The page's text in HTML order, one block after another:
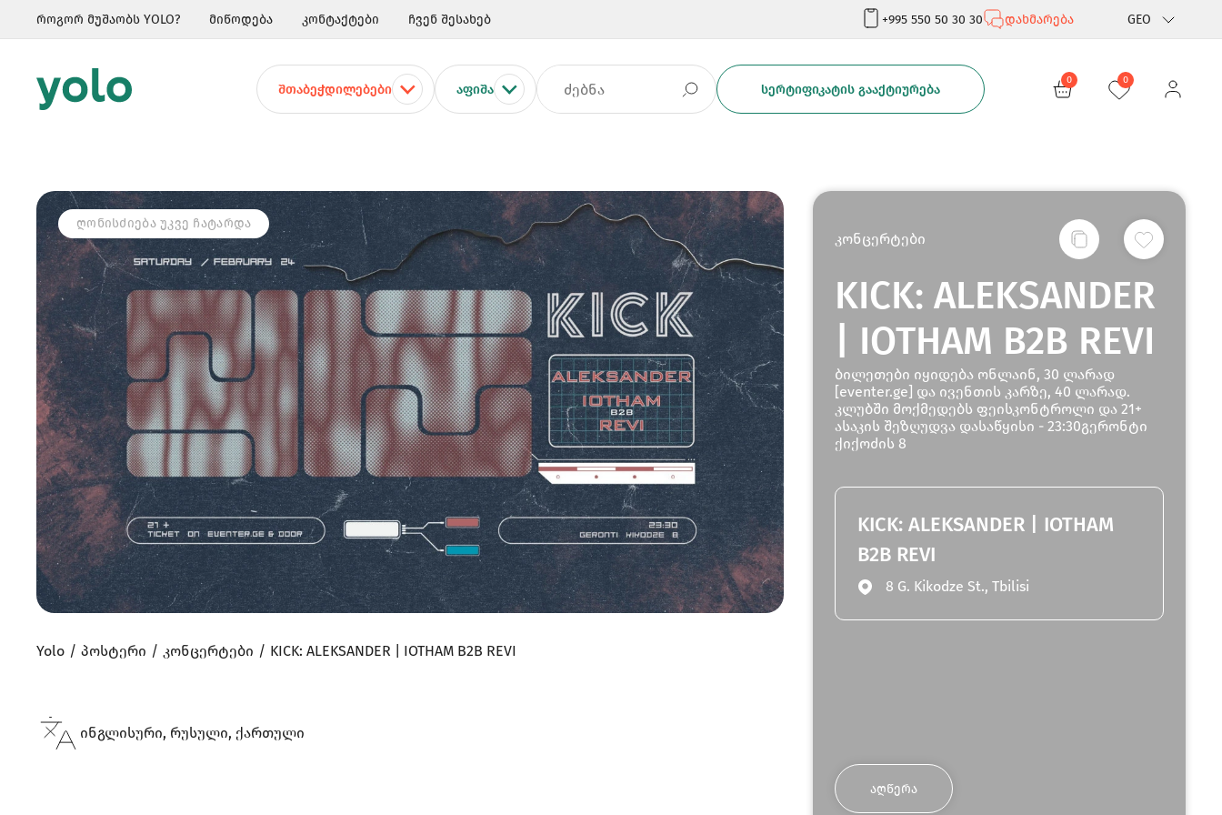
როგორ მუშაობს YOLO? მიწოდება კონტაქტები ჩვენ შესახებ +995 550 50 30 30 დახმარება GEO
Rus
ᲨᲗᲐᲑᲔᲭᲓᲘᲚᲔᲑᲔᲑᲘ ᲐᲤᲘᲨᲐ ᲡᲔᲠᲢᲘᲤᲘᲙᲐᲢᲘᲡ ᲒᲐᲐᲥᲢᲘᲣᲠᲔᲑᲐ
0 0
ᲦᲝᲜᲘᲡᲫᲘᲔᲑᲐ ᲣᲙᲕᲔ ᲩᲐᲢᲐᲠᲓᲐ
კონცერტები
KICK: ALEKSANDER
| IOTHAM B2B REVI
ბილეთები იყიდება ონლაინ, 30 ლარად
[eventer.ge] და ივენთის კარზე, 40 ლარად.
კლუბში მოქმედებს ფეისკონტროლი და 21+
ასაკის შეზღუდვა დასაწყისი - 23:30გერონტი
ქიქოძის 8
KICK: ALEKSANDER | IOTHAM
B2B REVI
8 G. Kikodze St., Tbilisi
ᲐᲦᲬᲔᲠᲐ
Yolo პოსტერი კონცერტები KICK: ALEKSANDER | IOTHAM B2B REVI
ინგლისური, რუსული, ქართული